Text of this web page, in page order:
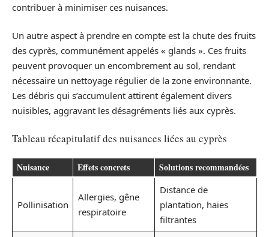
contribuer à minimiser ces nuisances.
Un autre aspect à prendre en compte est la chute des fruits
des cyprès, communément appelés « glands ». Ces fruits
peuvent provoquer un encombrement au sol, rendant
nécessaire un nettoyage régulier de la zone environnante.
Les débris qui s’accumulent attirent également divers
nuisibles, aggravant les désagréments liés aux cyprès.
Tableau récapitulatif des nuisances liées au cyprès
Nuisance Effets concrets Solutions recommandées
Pollinisation
Allergies, gêne
respiratoire
Distance de
plantation, haies
filtrantes